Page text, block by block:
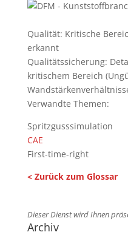
Qualität: Kritische
erkannt
Qualitätssicherung:
kritischem Bereich
Verwandte Themen:
Spritzgusssimulation
CAE
First-time-right
< Zurück zum Glossar
Dieser Dienst wird Ihnen
Archiv